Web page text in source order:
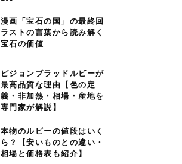
漫画「宝石の国」の最終回
ラストの言葉から読み解く
宝石の価値
ピジョンブラッドルビーが
最高品質な理由【色の定
義・非加熱・相場・産地を
専門家が解説】
本物のルビーの値段はいく
ら？【安いものとの違い・
相場と価格表も紹介】